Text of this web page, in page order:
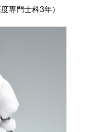
専門士科3年）